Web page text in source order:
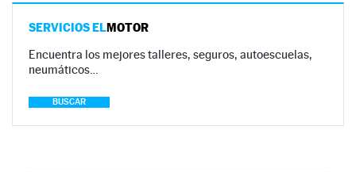
SERVICIOS ELMOTOR
Encuentra los mejores talleres, seguros, autoescuelas,
neumáticos…
BUSCAR